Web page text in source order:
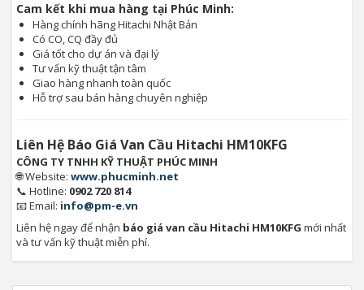
Cam kết khi mua hàng tại Phúc Minh:
Hàng chính hãng Hitachi Nhật Bản
Có CO, CQ đầy đủ
Giá tốt cho dự án và đại lý
Tư vấn kỹ thuật tận tâm
Giao hàng nhanh toàn quốc
Hỗ trợ sau bán hàng chuyên nghiệp
Liên Hệ Báo Giá Van Cầu Hitachi HM10KFG
CÔNG TY TNHH KỸ THUẬT PHÚC MINH
🌐 Website: www.phucminh.net
📞 Hotline: 0902 720 814
📧 Email: info@pm-e.vn
Liên hệ ngay để nhận báo giá van cầu Hitachi HM10KFG mới nhất
và tư vấn kỹ thuật miễn phí.